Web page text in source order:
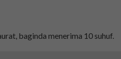
baginda menerima 10 suhuf.